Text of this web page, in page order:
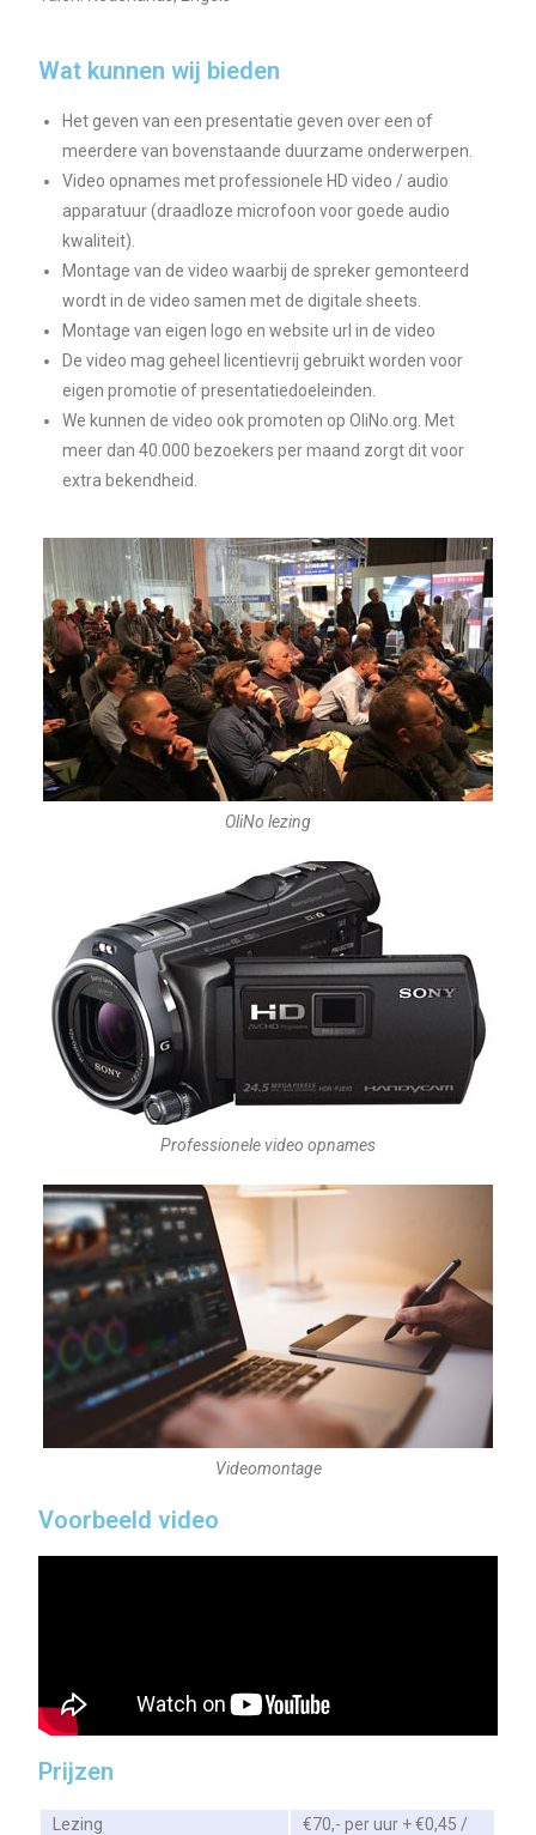
Wat kunnen wij bieden
Het geven van een presentatie geven over een of
meerdere van bovenstaande duurzame onderwerpen.
Video opnames met professionele HD video / audio
apparatuur (draadloze microfoon voor goede audio
kwaliteit).
Montage van de video waarbij de spreker gemonteerd
wordt in de video samen met de digitale sheets.
Montage van eigen logo en website url in de video
De video mag geheel licentievrij gebruikt worden voor
eigen promotie of presentatiedoeleinden.
We kunnen de video ook promoten op OliNo.org. Met
meer dan 40.000 bezoekers per maand zorgt dit voor
extra bekendheid.
OliNo lezing
Professionele video opnames
Videomontage
Voorbeeld video
Prijzen
Lezing
€70,- per uur + €0,45 /